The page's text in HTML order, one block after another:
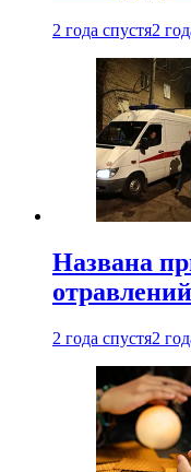
2 года спустя2
Названа
2 года спустя2